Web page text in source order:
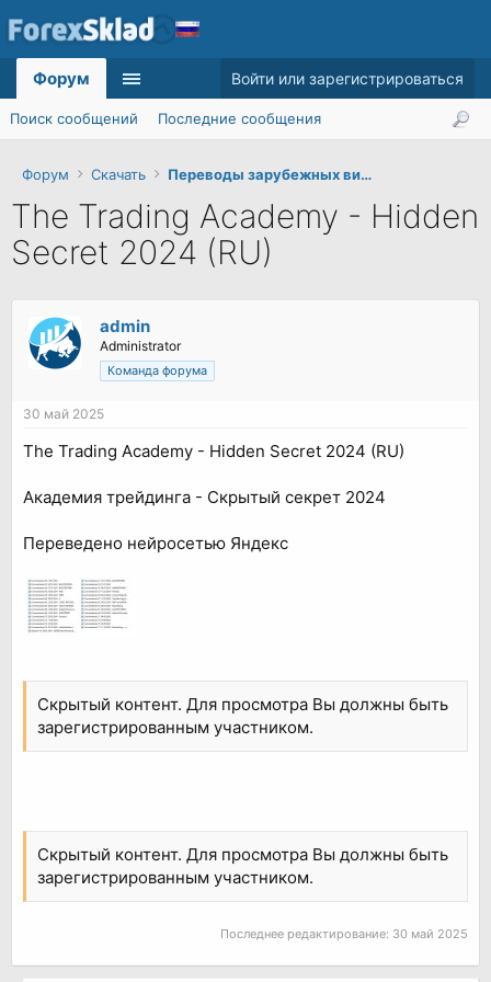
Форум Скачать Переводы зарубежных видеокурсов
The Trading Academy - Hidden
Secret 2024 (RU)
admin
Administrator
Команда форума
30 май 2025
The Trading Academy - Hidden Secret 2024 (RU)
Академия трейдинга - Скрытый секрет 2024
Переведено нейросетью Яндекс
Скрытый контент. Для просмотра Вы должны быть
зарегистрированным участником.
Скрытый контент. Для просмотра Вы должны быть
зарегистрированным участником.
Последнее редактирование: 30 май 2025
Форум
Поиск сообщений Последние сообщения
Войти или зарегистрироваться